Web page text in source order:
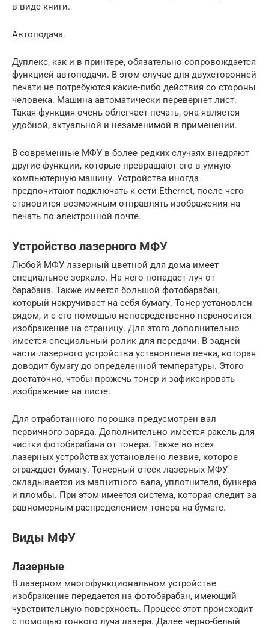
в виде книги.
Автоподача.
Дуплекс, как и в принтере, обязательно сопровождается
функцией автоподачи. В этом случае для двухсторонней
печати не потребуются какие-либо действия со стороны
человека. Машина автоматически перевернет лист.
Такая функция очень облегчает печать, она является
удобной, актуальной и незаменимой в применении.
В современные МФУ в более редких случаях внедряют
другие функции, которые превращают его в умную
компьютерную машину. Устройства иногда
предпочитают подключать к сети Ethernet, после чего
становится возможным отправлять изображения на
печать по электронной почте.
Устройство лазерного МФУ
Любой МФУ лазерный цветной для дома имеет
специальное зеркало. На него попадает луч от
барабана. Также имеется большой фотобарабан,
который накручивает на себя бумагу. Тонер установлен
рядом, и с его помощью непосредственно переносится
изображение на страницу. Для этого дополнительно
имеется специальный ролик для передачи. В задней
части лазерного устройства установлена печка, которая
доводит бумагу до определенной температуры. Этого
достаточно, чтобы прожечь тонер и зафиксировать
изображение на листе.
Для отработанного порошка предусмотрен вал
первичного заряда. Дополнительно имеется ракель для
чистки фотобарабана от тонера. Также во всех
лазерных устройствах установлено лезвие, которое
ограждает бумагу. Тонерный отсек лазерных МФУ
складывается из магнитного вала, уплотнителя, бункера
и пломбы. При этом имеется система, которая следит за
равномерным распределением тонера на бумаге.
Виды МФУ
Лазерные
В лазерном многофункциональном устройстве
изображение передается на фотобарабан, имеющий
чувствительную поверхность. Процесс этот происходит
с помощью тонкого луча лазера. Далее черно-белый